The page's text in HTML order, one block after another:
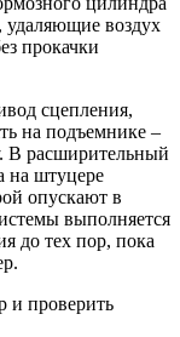
воздух
прокачки
сцепления,
на подъемнике –
В расширительный
на штуцере
опускают в
выполняется
до тех пор, пока
и проверить